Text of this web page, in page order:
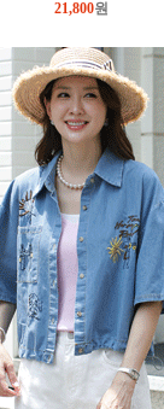
21,800원